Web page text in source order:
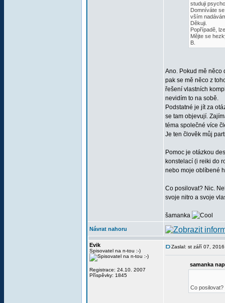
studuji
Domníváte
vším
Děkuji.
Popřípadě,
Mějte se
B.
Ano. Pokud mě něco
pak se mě něco z
řešení vlastních
nevidím to na sobě.
Podstatné je jít za
se tam objevují.
téma společné více
Je ten člověk můj
Pomoc je otázkou
konstelací (i reiki do
nebo moje oblíbené
Co posilovat? Nic.
svoje nitro a svoje
šamanka
Návrat nahoru
Evik
Spisovatel na n-tou :-)
Registrace: 24.10. 2007
Příspěvky: 1845
Zaslal: st září 07,
samanka
Co posilovat?